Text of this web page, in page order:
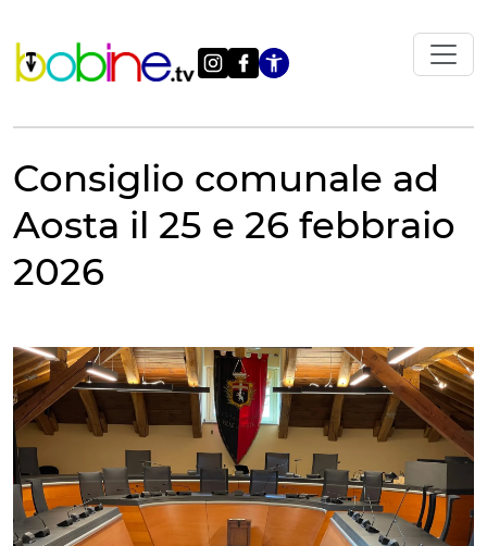
contenuto
Apri le
Consiglio comunale ad
Aosta il 25 e 26 febbraio
2026